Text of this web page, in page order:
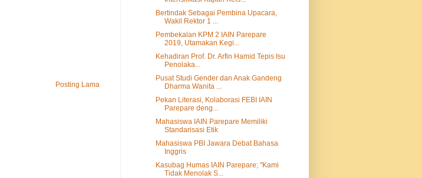
Posting Lama
Bertindak Sebagai Pembina Upacara,
Wakil Rektor 1 ...
Pembekalan KPM 2 IAIN Parepare
2019, Utamakan Kegi...
Kehadiran Prof. Dr. Arfin Hamid Tepis Isu
Penolaka...
Pusat Studi Gender dan Anak Gandeng
Dharma Wanita ...
Pekan Literasi, Kolaborasi FEBI IAIN
Parepare deng...
Mahasiswa IAIN Parepare Memiliki
Standarisasi Etik
Mahasiswa PBI Jawara Debat Bahasa
Inggris
Kasubag Humas IAIN Parepare; "Kami
Tidak Menolak S...